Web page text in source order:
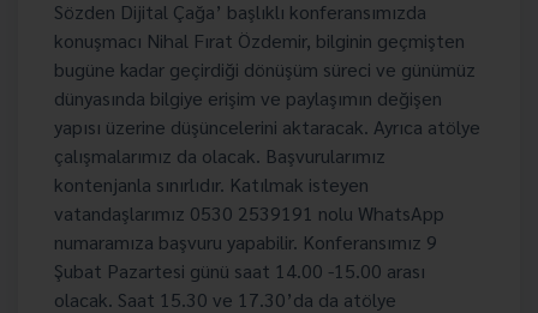
Sözden Dijital Çağa’ başlıklı konferansımızda
konuşmacı Nihal Fırat Özdemir, bilginin geçmişten
bugüne kadar geçirdiği dönüşüm süreci ve günümüz
dünyasında bilgiye erişim ve paylaşımın değişen
yapısı üzerine düşüncelerini aktaracak. Ayrıca atölye
çalışmalarımız da olacak. Başvurularımız
kontenjanla sınırlıdır. Katılmak isteyen
vatandaşlarımız 0530 2539191 nolu WhatsApp
numaramıza başvuru yapabilir. Konferansımız 9
Şubat Pazartesi günü saat 14.00 -15.00 arası
olacak. Saat 15.30 ve 17.30’da da atölye